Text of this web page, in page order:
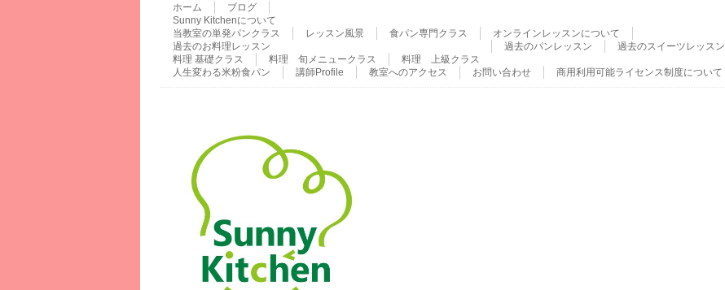
ホーム
ブログ
Sunny Kitchenについて
当教室の単発パンクラス
レッスン風景 食パン専門クラス
オンラインレッスンについて
過去のお料理レッスン
料理 基礎クラス
料理 旬メニュークラス 料理 上級クラス
過去のパンレッスン 過去のスイーツレッスン
人生変わる米粉食パン 講師Profile 教室へのアクセス お問い合わせ 商用利用可能ライセンス制度について